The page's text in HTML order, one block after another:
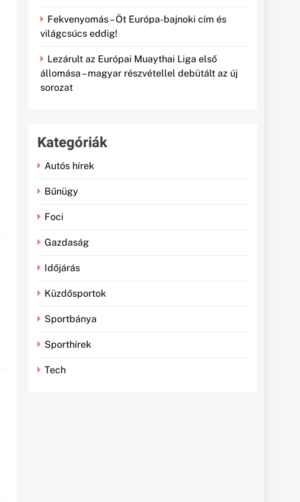
Fekvenyomás – Öt Európa-bajnoki cím és
világcsúcs eddig!
Lezárult az Európai Muaythai Liga első
állomása – magyar részvétellel debütált az új
sorozat
Kategóriák
Autós hírek
Bűnügy
Foci
Gazdaság
Időjárás
Küzdősportok
Sportbánya
Sporthírek
Tech